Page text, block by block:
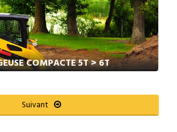
COMPACTE 5T > 6T
Suivant